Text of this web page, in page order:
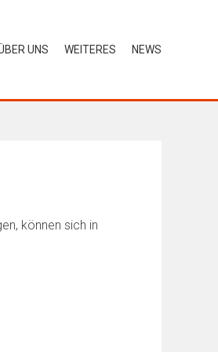
UNS WEITERES NEWS
können sich in